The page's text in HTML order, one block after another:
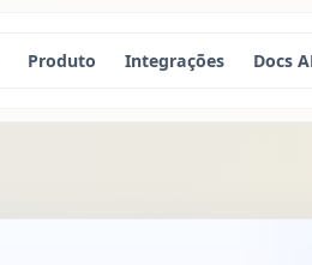
Produto Integrações Docs